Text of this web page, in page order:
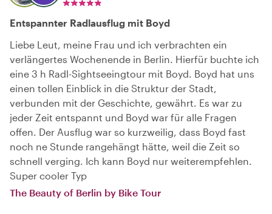
Entspannter Radlausflug mit Boyd
Liebe Leut, meine Frau und ich verbrachten ein
verlängertes Wochenende in Berlin. Hierfür buchte ich
eine 3 h Radl-Sightseeingtour mit Boyd. Boyd hat uns
einen tollen Einblick in die Struktur der Stadt,
verbunden mit der Geschichte, gewährt. Es war zu
jeder Zeit entspannt und Boyd war für alle Fragen
offen. Der Ausflug war so kurzweilig, dass Boyd fast
noch ne Stunde rangehängt hätte, weil die Zeit so
schnell verging. Ich kann Boyd nur weiterempfehlen.
Super cooler Typ
The Beauty of Berlin by Bike Tour